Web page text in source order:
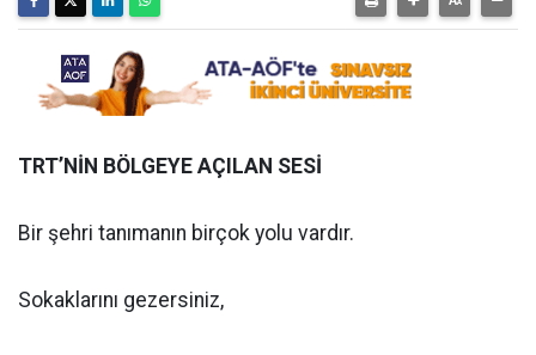
TRT’NİN BÖLGEYE AÇILAN SESİ
Bir şehri tanımanın birçok yolu vardır.
Sokaklarını gezersiniz,